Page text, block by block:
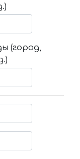
(город,